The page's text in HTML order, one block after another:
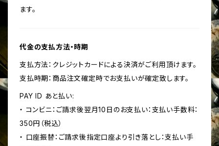
ます。
代金の支払方法・時期
支払方法：クレジットカードによる決済がご利用頂けます。
支払時期：商品注文確定時でお支払いが確定致します。
PAY ID あと払い:
・ コンビニ：ご請求後翌月10日のお支払い：支払い手数料：
350円（税込）
・ 口座振替：ご請求後指定口座より引き落とし：支払い手